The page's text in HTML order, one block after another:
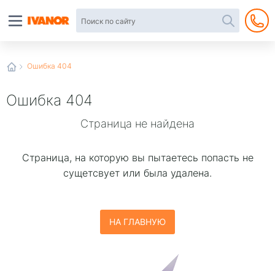
Ошибка 404
Ошибка 404
Страница не найдена
Страница, на которую вы пытаетесь попаcть не
сущетсвует или была удалена.
НА ГЛАВНУЮ
интернет-